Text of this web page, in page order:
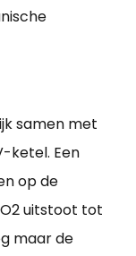
samen met
ketel. Een
op de
uitstoot tot
maar de